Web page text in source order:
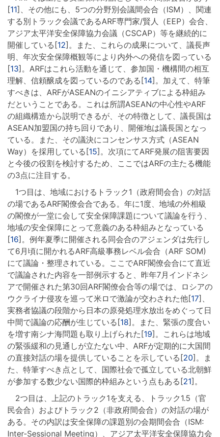
[11]、その他にも、5つの分野別会議間会合（ISM）、関連
する別トラック会議であるARF専門家/賢人（EEP）会合、
アジア太平洋安全保障協力会議（CSCAP）等を継続的に
開催している[12]。また、これらの成果について、議長声
明、年次安全保障概観等により内外への発信を図っている
[13]。ARFはこれら活動を通じて、参加国・機構間の相互
理解、信頼醸成を図っているのである[14]。加えて、特筆
すべきは、ARFがASEANのイニシアティブによる枠組み
だということである。これは所謂ASEANの中心性やARF
の組織構造から説明できるが、その特徴として、議長国は
ASEAN加盟国の持ち回りであり、開催地は議長国となっ
ている。また、その議決にコンセンサス方式（ASEAN
Way）を採用している[15]。次項にてARF発展の阻害要因
と今後の役割を検討するため、ここではARFの主たる機能
の3点に注目する。
1つ目は、地域におけるトラック1（政府間会合）の対話
の場であるARF閣僚会合である。年に1度、地域の外相級
の閣僚が一堂に会して安全保障課題について議論を行う、
地域の安全保障にとって意義のある枠組みとなっている
[16]。例年夏季に開催される同会合のアジェンダは先行し
て6月頃に開かれるARF高級事務レベル会合（ARF SOM)
にて議論・整理されている。ここでARF閣僚会合にて直近
で議論された内容を一部例示すると、昨年7月インドネシ
アで開催された第30回ARF閣僚会合等の場では、ロシアの
ウクライナ侵攻を巡って米ロで激論が交わされた他[17]、
実務者協議の段階から日本の原発処理水放出をめぐって日
中間で議論の応酬が生じている[18]。また、緊張の度合い
を増す南シナ海問題も取り上げられた[19]。これらは地域
の緊張緩和の見通しが立たない中、ARFが定期的に大国間
の直接対話の場を提供していることを示している[20]。ま
た、特筆すべき点として、国際社会で孤立している北朝鮮
が参加する数少ない国際的枠組みという点もある[21]。
2つ目は、上記のトラック1を支える、トラック1.5（官
民会合）およびトラック2（非政府間会合）の対話の場が
ある。その内訳は安全保障の課題別の会期間会合（ISM:
Inter-Sessional Meeting）、アジア太平洋安全保障協力会